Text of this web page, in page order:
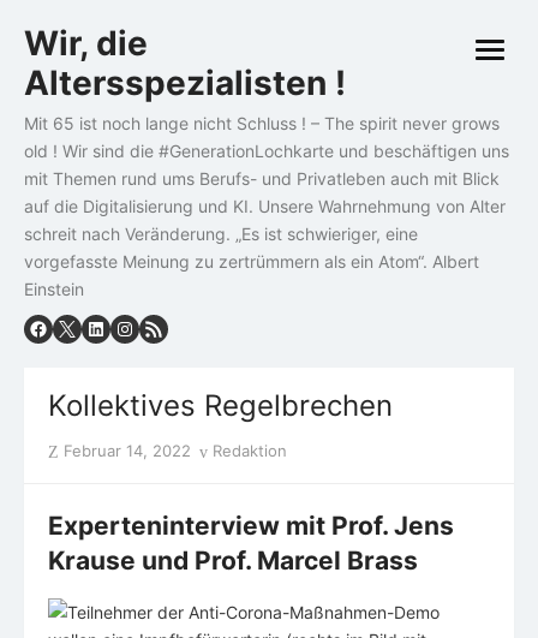
to
content
Wir, die
Altersspezialisten !
Mit 65 ist noch lange nicht Schluss ! – The spirit never grows
old ! Wir sind die #GenerationLochkarte und beschäftigen uns
mit Themen rund ums Berufs- und Privatleben auch mit Blick
auf die Digitalisierung und KI. Unsere Wahrnehmung von Alter
schreit nach Veränderung. „Es ist schwieriger, eine
vorgefasste Meinung zu zertrümmern als ein Atom“. Albert
Einstein
open
Kollektives Regelbrechen
Posted
Februar 14, 2022 Author
Redaktion
Experteninterview mit Prof. Jens
Krause und Prof. Marcel Brass